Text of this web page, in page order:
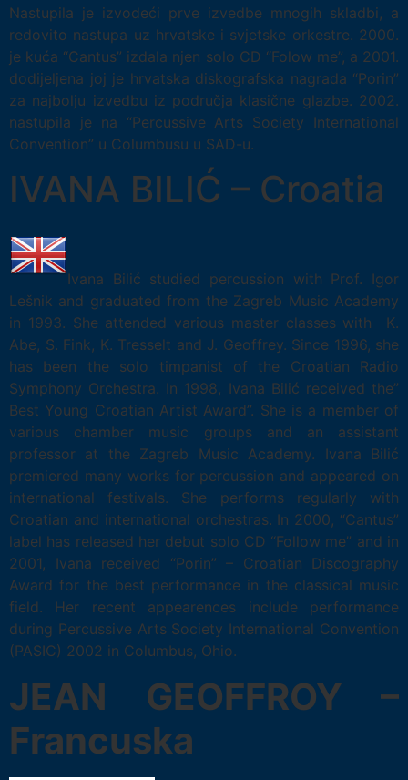
Nastupila je izvodeći prve izvedbe mnogih skladbi, a
redovito nastupa uz hrvatske i svjetske orkestre. 2000.
je kuća “Cantus” izdala njen solo CD “Folow me”, a 2001.
dodijeljena joj je hrvatska diskografska nagrada “Porin”
za najbolju izvedbu iz područja klasične glazbe. 2002.
nastupila je na “Percussive Arts Society International
Convention” u Columbusu u SAD-u.
IVANA BILIĆ – Croatia
Ivana Bilić studied percussion with Prof. Igor
Lešnik and graduated from the Zagreb Music Academy
in 1993. She attended various master classes with K.
Abe, S. Fink, K. Tresselt and J. Geoffrey. Since 1996, she
has been the solo timpanist of the Croatian Radio
Symphony Orchestra. In 1998, Ivana Bilić received the”
Best Young Croatian Artist Award”. She is a member of
various chamber music groups and an assistant
professor at the Zagreb Music Academy. Ivana Bilić
premiered many works for percussion and appeared on
international festivals. She performs regularly with
Croatian and international orchestras. In 2000, “Cantus”
label has released her debut solo CD “Follow me” and in
2001, Ivana received “Porin” – Croatian Discography
Award for the best performance in the classical music
field. Her recent appearences include performance
during Percussive Arts Society International Convention
(PASIC) 2002 in Columbus, Ohio.
JEAN GEOFFROY –
Francuska